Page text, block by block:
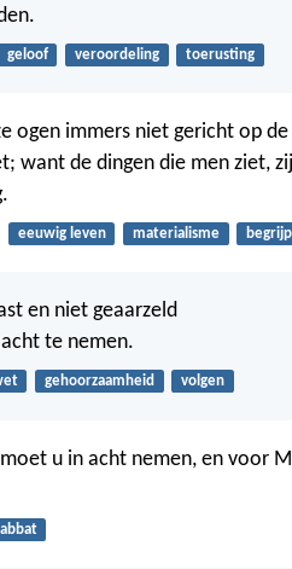
geloof veroordeling toerusting
ogen immers niet gericht op
want de dingen die men ziet,
eeuwig leven materialisme
en niet geaarzeld
te nemen.
gehoorzaamheid volgen
u in acht nemen, en voor